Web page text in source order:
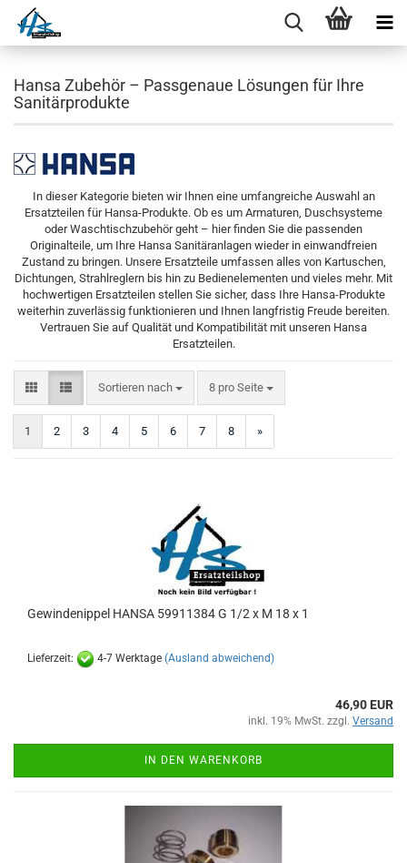
Hansa Zubehör – Passgenaue Lösungen für Ihre
Sanitärprodukte
In dieser Kategorie bieten wir Ihnen eine umfangreiche Auswahl an
Ersatzteilen für Hansa-Produkte. Ob es um Armaturen, Duschsysteme
oder Waschtischzubehör geht – hier finden Sie die passenden
Originalteile, um Ihre Hansa Sanitäranlagen wieder in einwandfreien
Zustand zu bringen. Unsere Ersatzteile umfassen alles von Kartuschen,
Dichtungen, Strahlreglern bis hin zu Bedienelementen und vieles mehr. Mit
hochwertigen Ersatzteilen stellen Sie sicher, dass Ihre Hansa-Produkte
weiterhin zuverlässig funktionieren und Ihnen langfristig Freude bereiten.
Vertrauen Sie auf Qualität und Kompatibilität mit unseren Hansa
Ersatzteilen.
Sortieren nach
Sortieren nach 8 pro Seite
pro Seite
1 2 3 4 5 6 7 8 »
Gewindenippel HANSA 59911384 G 1/2 x M 18 x 1
Lieferzeit: 4-7 Werktage (Ausland abweichend)
46,90 EUR
inkl. 19% MwSt. zzgl. Versand
IN DEN WARENKORB